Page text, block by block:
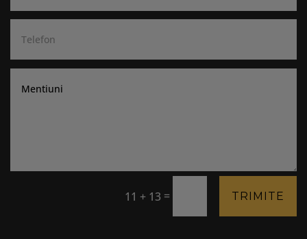
11 + 13 = TRIMITE